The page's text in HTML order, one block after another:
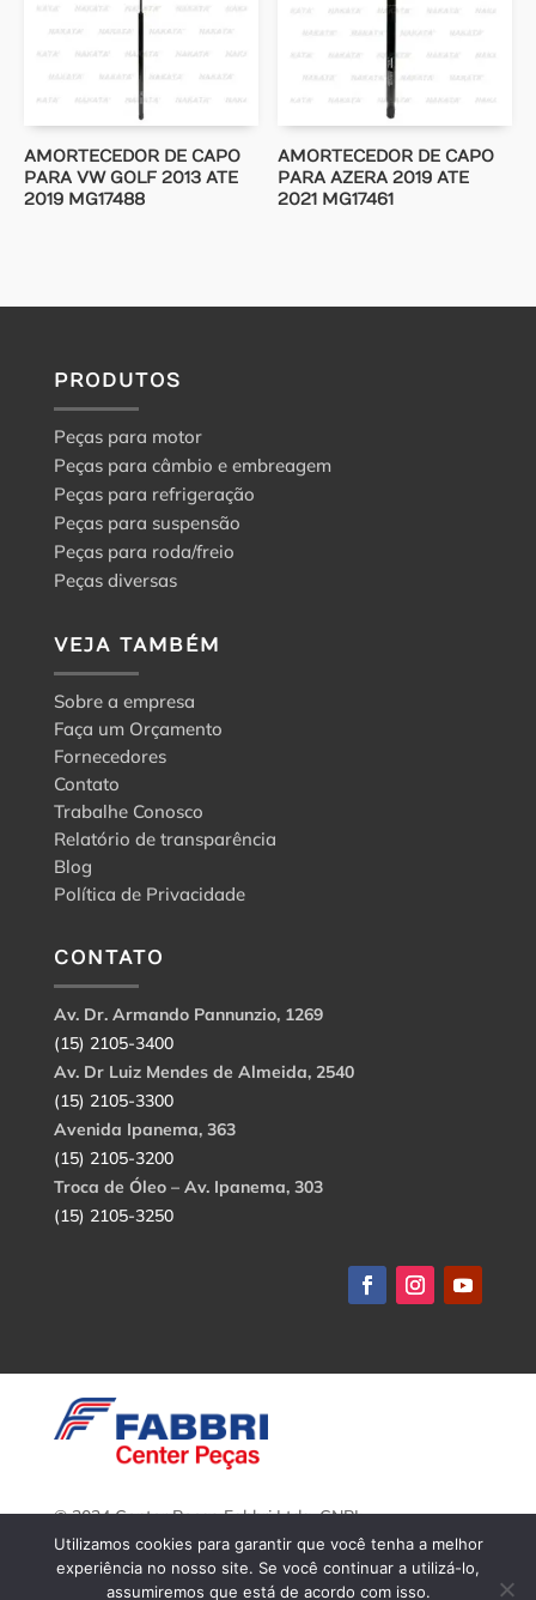
AMORTECEDOR DE CAPO
PARA VW GOLF 2013 ATE
2019 MG17488
AMORTECEDOR DE CAPO
PARA AZERA 2019 ATE
2021 MG17461
PRODUTOS
Peças para motor
Peças para câmbio e embreagem
Peças para refrigeração
Peças para suspensão
Peças para roda/freio
Peças diversas
VEJA TAMBÉM
Sobre a empresa
Faça um Orçamento
Fornecedores
Contato
Trabalhe Conosco
Relatório de transparência
Blog
Política de Privacidade
CONTATO
Av. Dr. Armando Pannunzio, 1269
(15) 2105-3400
Av. Dr Luiz Mendes de Almeida, 2540
(15) 2105-3300
Avenida Ipanema, 363
(15) 2105-3200
Troca de Óleo – Av. Ipanema, 303
(15) 2105-3250
© 2024 Center Peças Fabbri Ltda. CNPJ:
56.908.650/0001-94.
Todos os direitos reservados.
Utilizamos cookies para garantir que você tenha a melhor
experiência no nosso site. Se você continuar a utilizá-lo,
assumiremos que está de acordo com isso.